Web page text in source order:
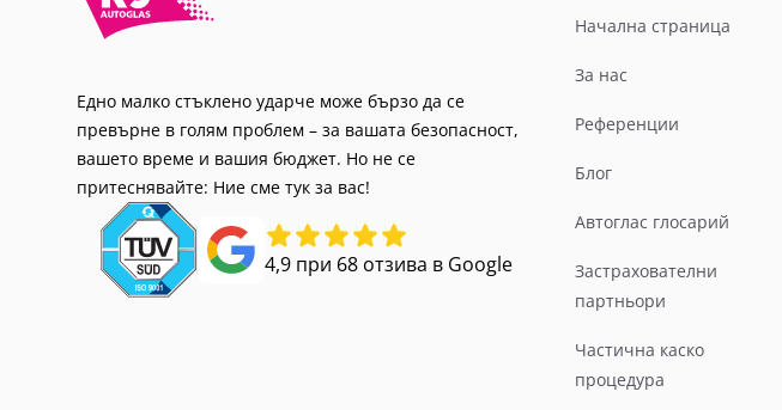
Едно малко стъклено ударче може бързо да се
превърне в голям проблем – за вашата безопасност,
вашето време и вашия бюджет. Но не се
притеснявайте: Ние сме тук за вас!
4,9 при 68 отзива в Google
Начална страница
За нас
Референции
Блог
Автоглас глосарий
Застрахователни
партньори
Частична каско
процедура